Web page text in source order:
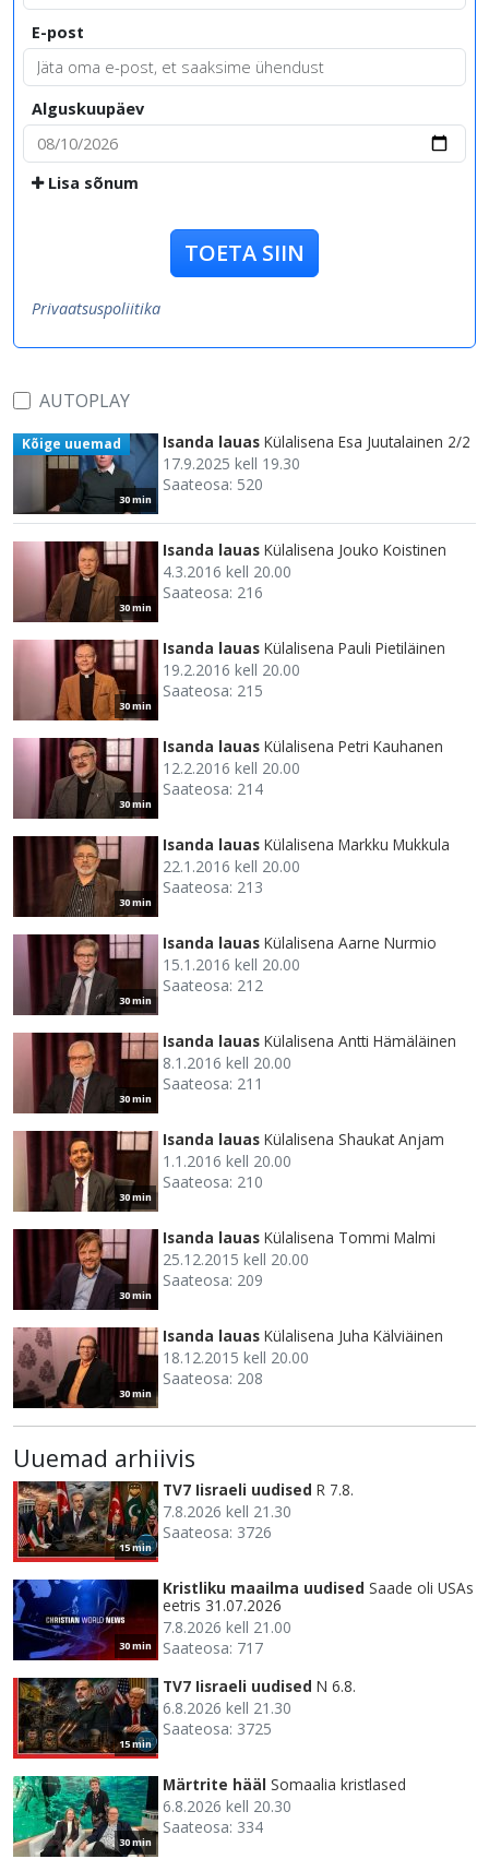
E-post
Alguskuupäev
Lisa sõnum
TOETA SIIN
Privaatsuspoliitika
AUTOPLAY
30 min
Kõige uuemad Isanda lauas Külalisena Esa Juutalainen 2/2
17.9.2025 kell 19.30
Saateosa: 520
30 min
Isanda lauas Külalisena Jouko Koistinen
4.3.2016 kell 20.00
Saateosa: 216
30 min
Isanda lauas Külalisena Pauli Pietiläinen
19.2.2016 kell 20.00
Saateosa: 215
30 min
Isanda lauas Külalisena Petri Kauhanen
12.2.2016 kell 20.00
Saateosa: 214
30 min
Isanda lauas Külalisena Markku Mukkula
22.1.2016 kell 20.00
Saateosa: 213
30 min
Isanda lauas Külalisena Aarne Nurmio
15.1.2016 kell 20.00
Saateosa: 212
30 min
Isanda lauas Külalisena Antti Hämäläinen
8.1.2016 kell 20.00
Saateosa: 211
30 min
Isanda lauas Külalisena Shaukat Anjam
1.1.2016 kell 20.00
Saateosa: 210
30 min
Isanda lauas Külalisena Tommi Malmi
25.12.2015 kell 20.00
Saateosa: 209
30 min
Isanda lauas Külalisena Juha Kälviäinen
18.12.2015 kell 20.00
Saateosa: 208
Uuemad arhiivis
15 min
TV7 Iisraeli uudised R 7.8.
7.8.2026 kell 21.30
Saateosa: 3726
30 min
Kristliku maailma uudised Saade oli USAs
eetris 31.07.2026
7.8.2026 kell 21.00
Saateosa: 717
15 min
TV7 Iisraeli uudised N 6.8.
6.8.2026 kell 21.30
Saateosa: 3725
30 min
Märtrite hääl Somaalia kristlased
6.8.2026 kell 20.30
Saateosa: 334